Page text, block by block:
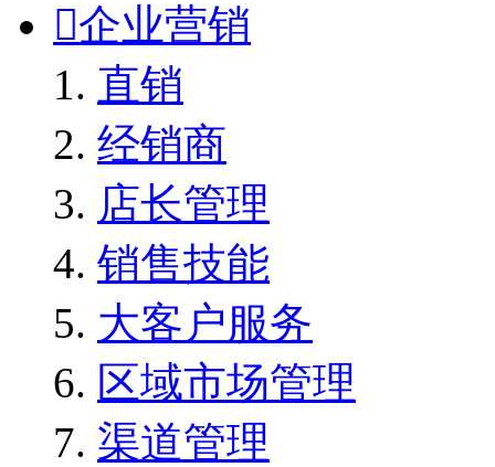
企业营销
直销
经销商
店长管理
销售技能
大客户服务
区域市场管理
渠道管理